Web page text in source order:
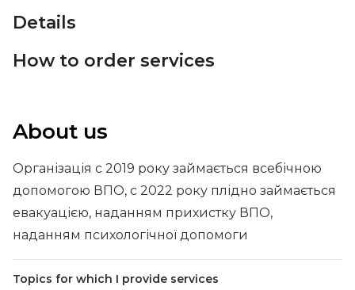
About us
Організація с 2019 року займається всебічною
допомогою ВПО, с 2022 року плідно займається
евакуацією, наданням прихистку ВПО,
наданням психологічної допомоги
Topics for which I provide services
Details
How to order services